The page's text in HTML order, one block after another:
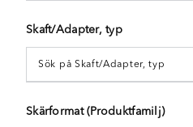
Skaft/Adapter, typ
Skärformat (Produktfamilj)